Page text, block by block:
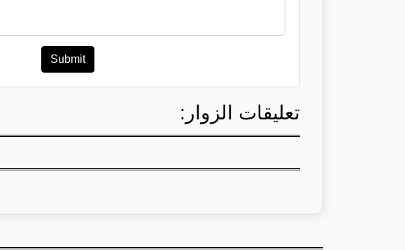
Submit
تعليقات الزوار: